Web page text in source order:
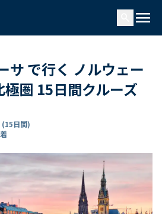
menu
サ で行く ノルウェー
圏 15日間クルーズ
(15日間)